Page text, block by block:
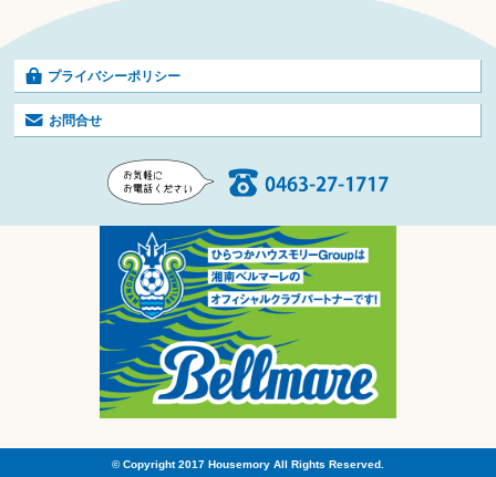
プライバシーポリシー
お問合せ
© Copyright 2017 Housemory All Rights Reserved.